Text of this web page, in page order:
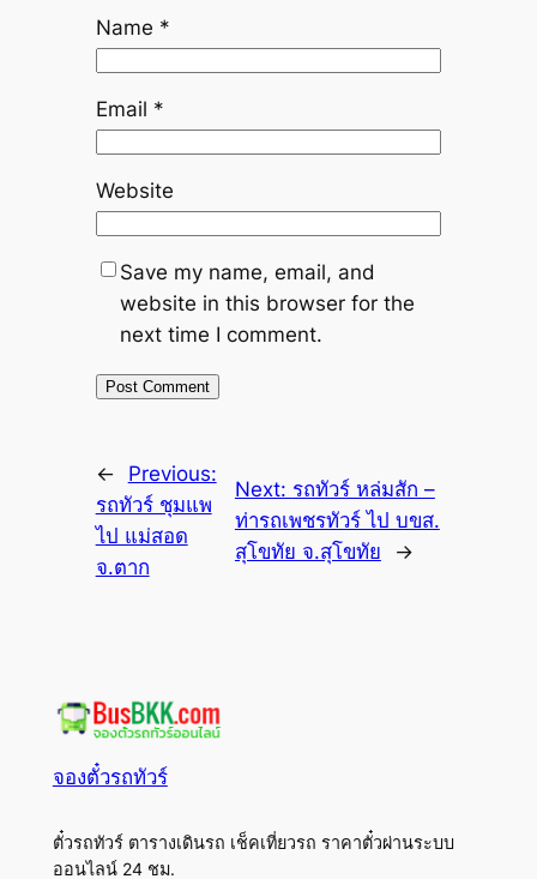
Name *
Email *
Website
Save my name, email, and
website in this browser for the
next time I comment.
←
Previous:
รถทัวร์ ชุมแพ
ไป แม่สอด
จ.ตาก
Next: รถทัวร์ หล่มสัก –
ท่ารถเพชรทัวร์ ไป บขส.
สุโขทัย จ.สุโขทัย
→
จองตั๋วรถทัวร์
ตั๋วรถทัวร์ ตารางเดินรถ เช็คเที่ยวรถ ราคาตั๋วผ่านระบบ
ออนไลน์ 24 ชม.